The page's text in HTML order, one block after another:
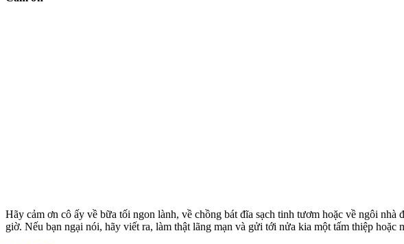
Hãy cảm ơn cô ấy về bữa tối ngon lành, về chồng bát đĩa sạch tinh tươm hoặc về ngôi
giờ. Nếu bạn ngại nói, hãy viết ra, làm thật lãng mạn và gửi tới nửa kia một tấm thiệp hoặc